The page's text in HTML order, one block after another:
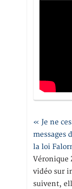
« Je ne
messages
la loi
Véronique
vidéo sur
suivent,